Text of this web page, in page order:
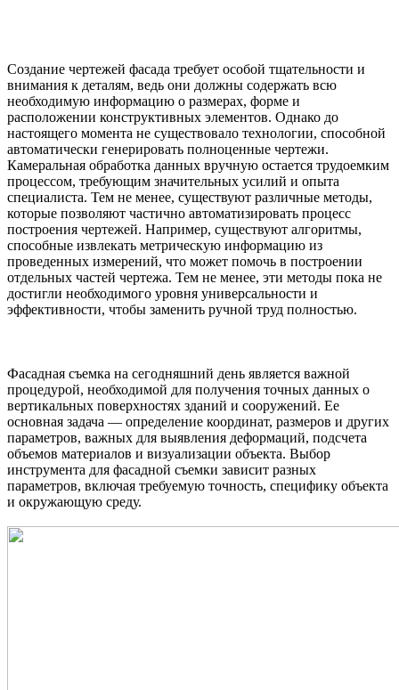
Создание чертежей фасада требует особой тщательности и
внимания к деталям, ведь они должны содержать всю
необходимую информацию о размерах, форме и
расположении конструктивных элементов. Однако до
настоящего момента не существовало технологии, способной
автоматически генерировать полноценные чертежи.
Камеральная обработка данных вручную остается трудоемким
процессом, требующим значительных усилий и опыта
специалиста. Тем не менее, существуют различные методы,
которые позволяют частично автоматизировать процесс
построения чертежей. Например, существуют алгоритмы,
способные извлекать метрическую информацию из
проведенных измерений, что может помочь в построении
отдельных частей чертежа. Тем не менее, эти методы пока не
достигли необходимого уровня универсальности и
эффективности, чтобы заменить ручной труд полностью.
Фасадная съемка на сегодняшний день является важной
процедурой, необходимой для получения точных данных о
вертикальных поверхностях зданий и сооружений. Ее
основная задача — определение координат, размеров и других
параметров, важных для выявления деформаций, подсчета
объемов материалов и визуализации объекта. Выбор
инструмента для фасадной съемки зависит разных
параметров, включая требуемую точность, специфику объекта
и окружающую среду.